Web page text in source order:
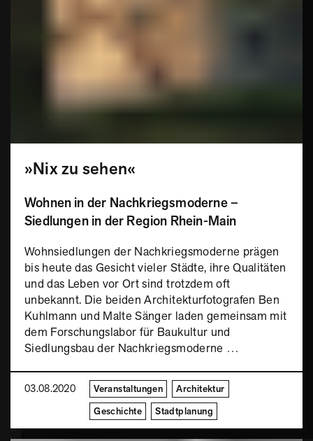
»Nix zu sehen«
Wohnen in der Nachkriegsmoderne –
Siedlungen in der Region Rhein-Main
Wohnsiedlungen der Nachkriegsmoderne prägen
bis heute das Gesicht vieler Städte, ihre Qualitäten
und das Leben vor Ort sind trotzdem oft
unbekannt. Die beiden Architekturfotografen Ben
Kuhlmann und Malte Sänger laden gemeinsam mit
dem Forschungslabor für Baukultur und
Siedlungsbau der Nachkriegsmoderne …
03.08.2020 Veranstaltungen
Architektur
Geschichte
Stadtplanung